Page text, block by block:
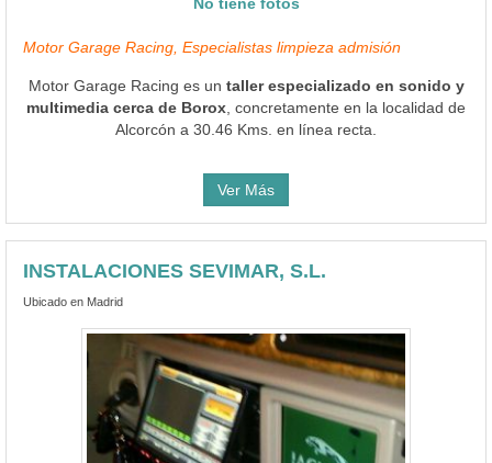
Motor Garage Racing, Especialistas limpieza admisión
Motor Garage Racing es un taller especializado en sonido y
multimedia cerca de Borox , concretamente en la localidad de
Alcorcón a 30.46 Kms. en línea recta.
Ver Más
INSTALACIONES SEVIMAR, S.L.
Ubicado en Madrid